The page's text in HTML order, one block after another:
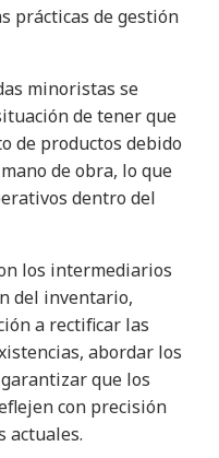
prácticas de gestión
minoristas se
de tener que
de productos debido
de obra, lo que
dentro del
los intermediarios
del inventario,
a rectificar las
abordar los
que los
con precisión
actuales.